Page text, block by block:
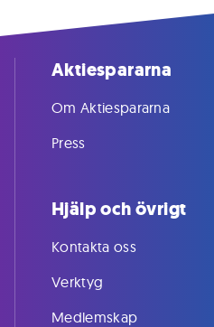
Aktiespararna
Om Aktiespararna
Press
Hjälp och övrigt
Kontakta oss
Verktyg
Medlemskap